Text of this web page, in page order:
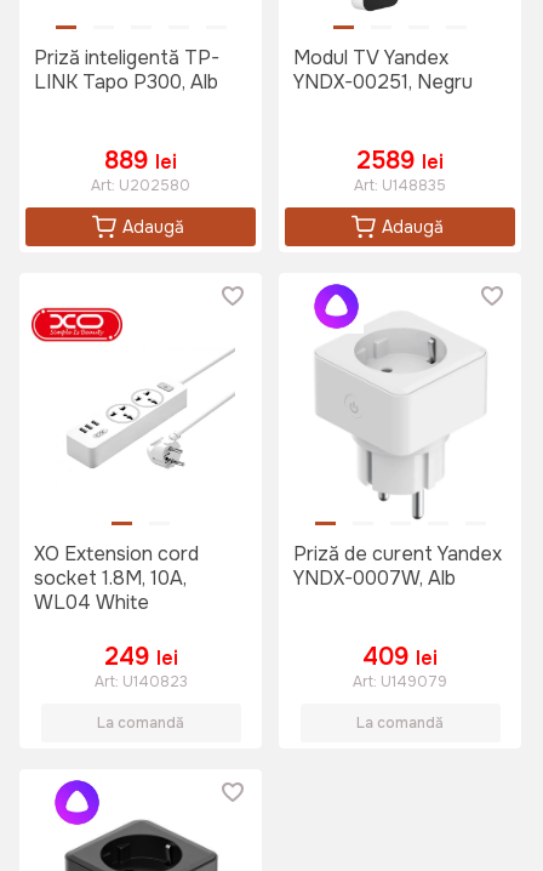
Priză inteligentă TP-
LINK Tapo P300, Alb
889 lei
Art: U202580
Adaugă
Modul TV Yandex
YNDX-00251, Negru
2589 lei
Art: U148835
Adaugă
XO Extension cord
socket 1.8M, 10A,
WL04 White
249 lei
Art: U140823
La comandă
Priză de curent Yandex
YNDX-0007W, Alb
409 lei
Art: U149079
La comandă